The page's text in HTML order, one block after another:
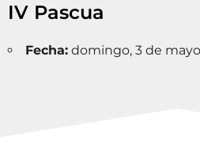
IV Pascua
Fecha: domingo, 3 de